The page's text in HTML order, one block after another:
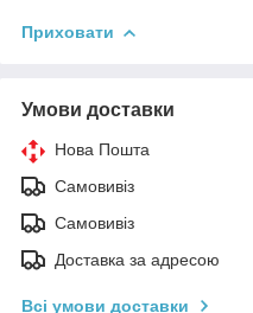
Приховати
Умови доставки
Нова Пошта
Самовивіз
Самовивіз
Доставка за адресою
Всі умови доставки